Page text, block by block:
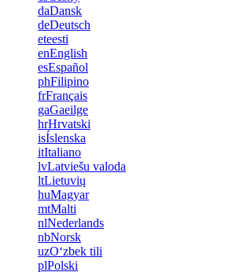
daDansk
deDeutsch
eteesti
enEnglish
esEspañol
phFilipino
frFrançais
gaGaeilge
hrHrvatski
isÍslenska
itItaliano
lvLatviešu valoda
ltLietuvių
huMagyar
mtMalti
nlNederlands
nbNorsk
uzOʻzbek tili
plPolski